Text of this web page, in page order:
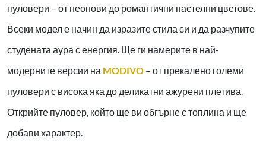
пуловери – от неонови до романтични пастелни цветове.
Всеки модел е начин да изразите стила си и да разчупите
студената аура с енергия. Ще ги намерите в най-
модерните версии на MODIVO – от прекалено големи
пуловери с висока яка до деликатни ажурени плетива.
Открийте пуловер, който ще ви обгърне с топлина и ще
добави характер.